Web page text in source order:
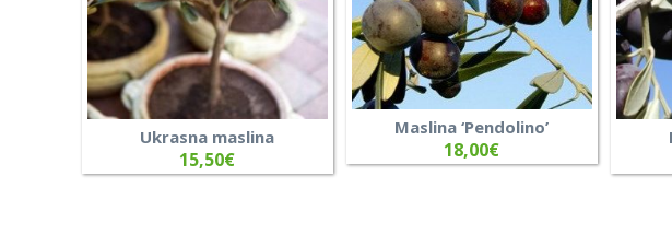
Ukrasna maslina
15,50€
Maslina ‘Pendolino’
18,00€